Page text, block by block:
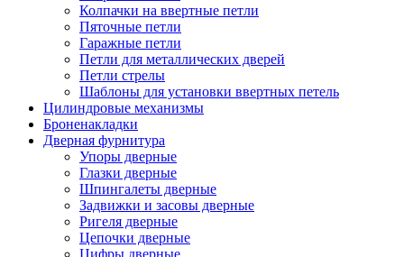
Колпачки на ввертные петли
Пяточные петли
Гаражные петли
Петли для металлических дверей
Петли стрелы
Шаблоны для установки ввертных петель
Цилиндровые механизмы
Броненакладки
Дверная фурнитура
Упоры дверные
Глазки дверные
Шпингалеты дверные
Задвижки и засовы дверные
Ригеля дверные
Цепочки дверные
Цифры дверные